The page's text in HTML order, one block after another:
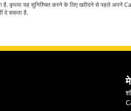
कृपया यह सुनिश्चित करने के लिए खरीदने से पहले अपने
दे सकता है.